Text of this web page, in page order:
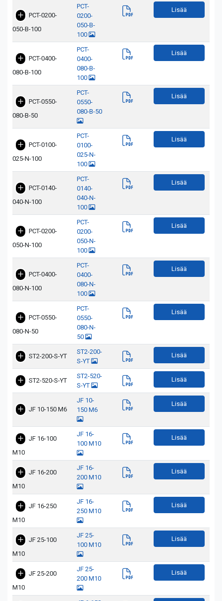
PCT-0200-
050-B-100
PCT-
0200-
050-B-
100
Lisää
PCT-0400-
080-B-100
PCT-
0400-
080-B-
100
Lisää
PCT-0550-
080-B-50
PCT-
0550-
080-B-50
Lisää
PCT-0100-
025-N-100
PCT-
0100-
025-N-
100
Lisää
PCT-0140-
040-N-100
PCT-
0140-
040-N-
100
Lisää
PCT-0200-
050-N-100
PCT-
0200-
050-N-
100
Lisää
PCT-0400-
080-N-100
PCT-
0400-
080-N-
100
Lisää
PCT-0550-
080-N-50
PCT-
0550-
080-N-
50
Lisää
ST2-200-S-YT
ST2-200-
S-YT
Lisää
ST2-520-S-YT
ST2-520-
S-YT
Lisää
JF 10-150 M6
JF 10-
150 M6
Lisää
JF 16-100
M10
JF 16-
100 M10
Lisää
JF 16-200
M10
JF 16-
200 M10
Lisää
JF 16-250
M10
JF 16-
250 M10
Lisää
JF 25-100
M10
JF 25-
100 M10
Lisää
JF 25-200
M10
JF 25-
200 M10
Lisää